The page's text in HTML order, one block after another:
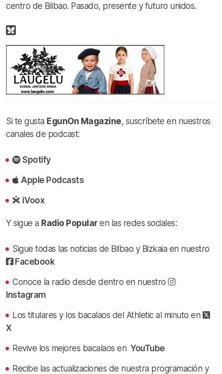
centro de Bilbao. Pasado, presente y futuro unidos.
Si te gusta EgunOn Magazine, suscríbete en nuestros
canales de podcast:
Spotify
Apple Podcasts
iVoox
Y sigue a Radio Popularen las redes sociales:
Sigue todas las noticias de Bilbao y Bizkaia en nuestro
Facebook
Conoce la radio desde dentro en nuestro
Instagram
Los titulares y los bacalaos del Athletic al minuto en
X
Revive los mejores bacalaos en YouTube
Recibe las actualizaciones de nuestra programación y